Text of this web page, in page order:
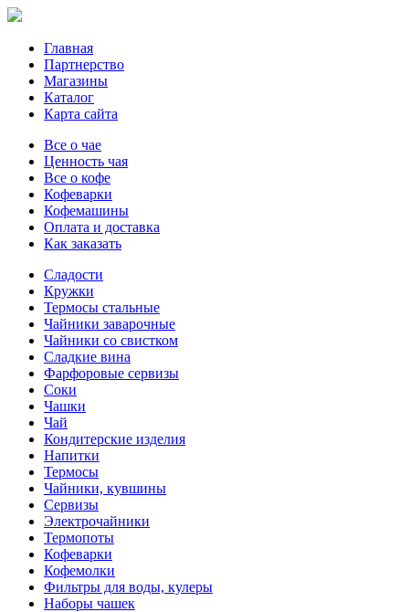
Главная
Партнерство
Магазины
Каталог
Карта сайта
Все о чае
Ценность чая
Все о кофе
Кофеварки
Кофемашины
Оплата и доставка
Как заказать
Сладости
Кружки
Термосы стальные
Чайники заварочные
Чайники со свистком
Сладкие вина
Фарфоровые сервизы
Соки
Чашки
Чай
Кондитерские изделия
Напитки
Термосы
Чайники, кувшины
Сервизы
Электрочайники
Термопоты
Кофеварки
Кофемолки
Фильтры для воды, кулеры
Наборы чашек